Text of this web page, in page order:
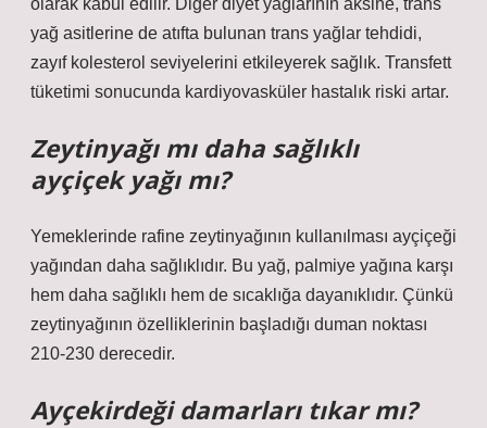
olarak kabul edilir. Diğer diyet yağlarının aksine, trans
yağ asitlerine de atıfta bulunan trans yağlar tehdidi,
zayıf kolesterol seviyelerini etkileyerek sağlık. Transfett
tüketimi sonucunda kardiyovasküler hastalık riski artar.
Zeytinyağı mı daha sağlıklı
ayçiçek yağı mı?
Yemeklerinde rafine zeytinyağının kullanılması ayçiçeği
yağından daha sağlıklıdır. Bu yağ, palmiye yağına karşı
hem daha sağlıklı hem de sıcaklığa dayanıklıdır. Çünkü
zeytinyağının özelliklerinin başladığı duman noktası
210-230 derecedir.
Ayçekirdeği damarları tıkar mı?